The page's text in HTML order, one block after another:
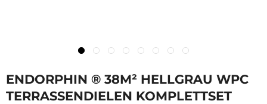
ENDORPHIN ® 38M² HELLGRAU WPC
TERRASSENDIELEN KOMPLETTSET